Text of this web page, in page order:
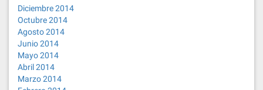
Diciembre 2014
Octubre 2014
Agosto 2014
Junio 2014
Mayo 2014
Abril 2014
Marzo 2014